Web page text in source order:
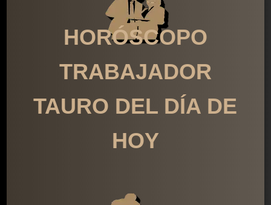
HORÓSCOPO
TRABAJADOR
TAURO DEL DÍA DE
HOY